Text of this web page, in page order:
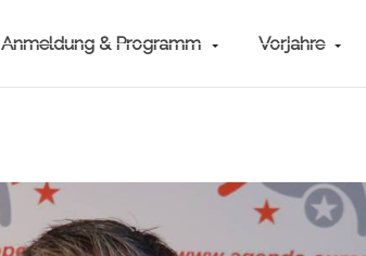
Anmeldung & Programm Vorjahre